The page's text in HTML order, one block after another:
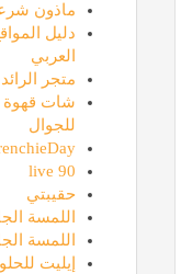
ماذون
دليل
العربي
متجر
شات قهوة
للجوال
90 live
حقيبتي
اللمسة
اللمسة
إيليت